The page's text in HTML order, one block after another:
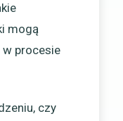
mogą
procesie
czy